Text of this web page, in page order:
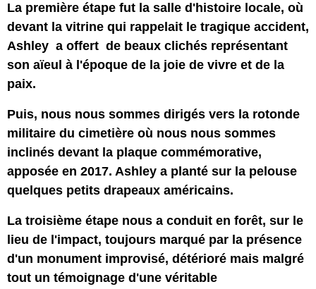
La première étape fut la salle d'histoire locale, où
devant la vitrine qui rappelait le tragique accident,
Ashley a offert de beaux clichés représentant
son aïeul à l'époque de la joie de vivre et de la
paix.
Puis, nous nous sommes dirigés vers la rotonde
militaire du cimetière où nous nous sommes
inclinés devant la plaque commémorative,
apposée en 2017. Ashley a planté sur la pelouse
quelques petits drapeaux américains.
La troisième étape nous a conduit en forêt, sur le
lieu de l'impact, toujours marqué par la présence
d'un monument improvisé, détérioré mais malgré
tout un témoignage d'une véritable